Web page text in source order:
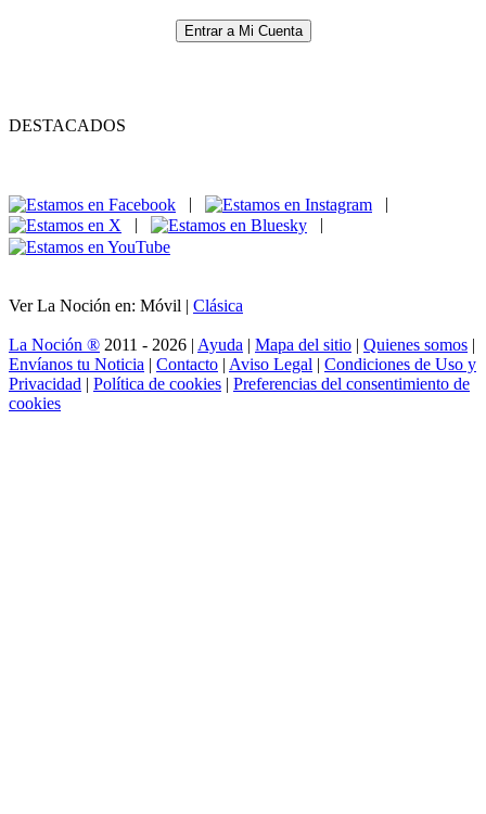
Entrar a Mi Cuenta
DESTACADOS
|
|
|
|
Ver La Noción en: Móvil | Clásica
La Noción ® 2011 - 2026 | Ayuda | Mapa del sitio | Quienes somos |
Envíanos tu Noticia | Contacto | Aviso Legal | Condiciones de Uso y
Privacidad | Política de cookies | Preferencias del consentimiento de
cookies